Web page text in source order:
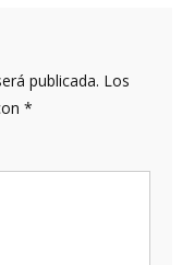
publicada. Los
*